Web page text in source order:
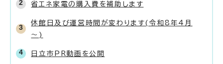
省エネ家電の購入費を補助します
休館日及び運営時間が変わります(令和8年4月
～)
日立市PR動画を公開